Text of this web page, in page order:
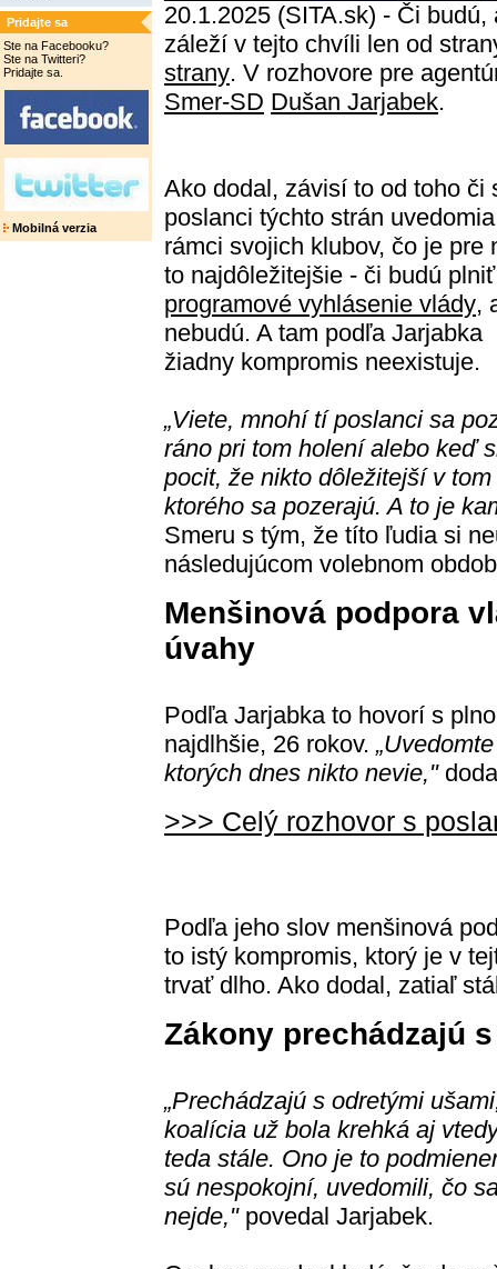
Pridajte sa
Ste na Facebooku?
Ste na Twitteri?
Pridajte sa.
Mobilná verzia
20.1.2025 (SITA.sk) - Či
záleží v tejto chvíli len od
strany. V rozhovore pre
Smer-SD Dušan Jarjabek.
Ako dodal, závisí to od toho či
poslanci týchto strán
rámci svojich klubov, čo je pre
to najdôležitejšie - či budú plniť
programové vyhlásenie vlády,
nebudú. A tam podľa Jarjabka
žiadny kompromis neexistuje.
„Viete, mnohí tí poslanci sa
ráno pri tom holení alebo keď
pocit, že nikto dôležitejší v
ktorého sa pozerajú. A to je
Smeru s tým, že títo ľudia si
následujúcom volebnom
Menšinová podpora
úvahy
Podľa Jarjabka to hovorí s
najdlhšie, 26 rokov.
ktorých dnes nikto nevie,"
>>> Celý rozhovor s
Podľa jeho slov menšinová
to istý kompromis, ktorý je v
trvať dlho. Ako dodal, zatiaľ
Zákony prechádzajú
„Prechádzajú s odretými
koalícia už bola krehká aj
teda stále. Ono je to
sú nespokojní, uvedomili, čo
nejde,"povedal Jarjabek.